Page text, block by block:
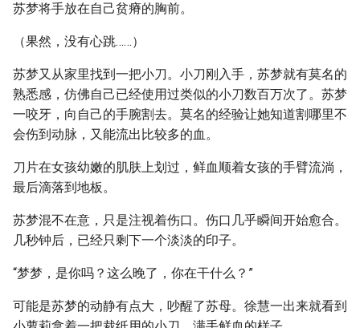
苏梦将手放在自己贫瘠的胸前。
（果然，没有心跳……）
苏梦又从家里找到一把小刀。小刀刚入手，苏梦就有莫名的
熟悉感，仿佛自己已经使用过类似的小刀数百万次了。苏梦
一咬牙，向自己的手腕割去。莫名的经验让她知道割哪里不
会伤到动脉，又能流出比较多的血。
刀片在女孩幼嫩的肌肤上划过，鲜血顺着女孩的手臂流淌，
最后滴落到地板。
苏梦混不在意，只是注视着伤口。伤口几乎瞬间开始愈合。
几秒钟后，已经只剩下一个淡淡的印子。
“梦梦，是你吗？这么晚了，你在干什么？”
可能是苏梦的动静有点大，吵醒了苏母。徐慧一出来就看到